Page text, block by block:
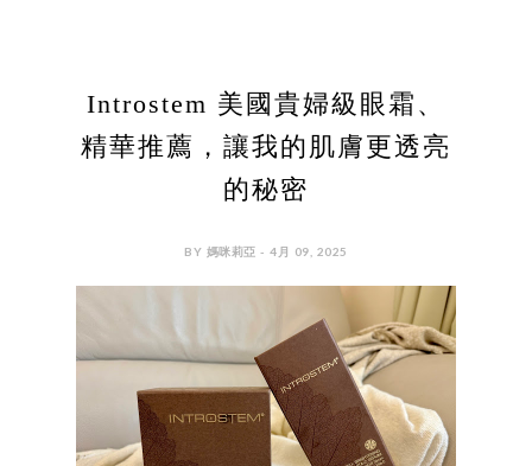
Introstem 美國貴婦級眼霜、
精華推薦，讓我的肌膚更透亮
的秘密
BY 媽咪莉亞 - 4月 09, 2025